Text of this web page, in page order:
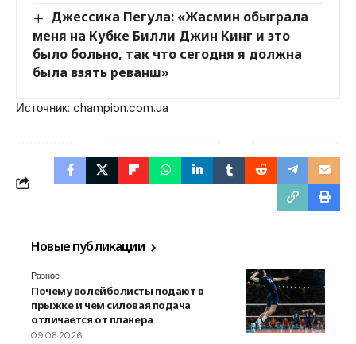
Джессика Пегула: «Жасмин обыграла
меня на Кубке Билли Джин Кинг и это
было больно, так что сегодня я должна
была взять реванш»
Источник: champion.com.ua
Новые публикации
Разное
Почему волейболисты подают в
прыжке и чем силовая подача
отличается от планера
09.08.2026